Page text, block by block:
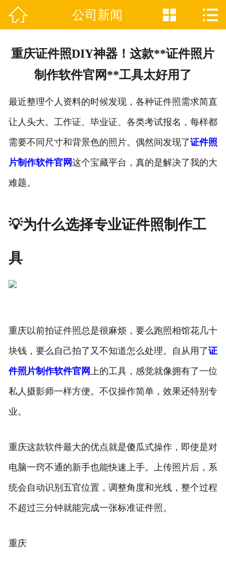
网站首页
联系我们
 公司新闻  
重庆证件照DIY神器！这款**证件照片
制作软件官网**工具太好用了
最近整理个人资料的时候发现，各种证件照需求简直
让人头大。工作证、毕业证、各类考试报名，每样都
需要不同尺寸和背景色的照片。偶然间发现了证件照
片制作软件官网这个宝藏平台，真的是解决了我的大
难题。
💡为什么选择专业证件照制作工
具
重庆以前拍证件照总是很麻烦，要么跑照相馆花几十
块钱，要么自己拍了又不知道怎么处理。自从用了证
件照片制作软件官网上的工具，感觉就像拥有了一位
私人摄影师一样方便。不仅操作简单，效果还特别专
业。
重庆这款软件最大的优点就是傻瓜式操作，即使是对
电脑一窍不通的新手也能快速上手。上传照片后，系
统会自动识别五官位置，调整角度和光线，整个过程
不超过三分钟就能完成一张标准证件照。
重庆